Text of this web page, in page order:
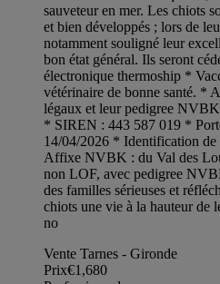
sauveteur en mer. Les chiots
et bien développés ; lors de
notamment souligné leur
bon état général. Ils seront
électronique thermoship *
vétérinaire de bonne santé. *
légaux et leur pedigree
* SIREN : 443 587 019 *
14/04/2026 * Identification
Affixe NVBK : du Val des
non LOF, avec pedigree
des familles sérieuses et
chiots une vie à la hauteur de
no
Vente Tarnes - Gironde
Prix€1,680